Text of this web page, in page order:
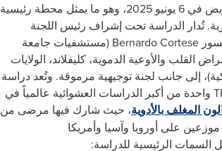
تسجيل آخر مريض في 6 يونيو 2025، وهو ما يمثل محطة رئيسية
تُدار الدراسة تحت إشراف رئيس اللجنة
Bernardo Cortese (مستشفيات جامعة
القلب والأوعية الدموية، كليفلاند، الولايات
إلى جانب لجنة توجيهية مرموقة. وتُعد دراسة
واحدة من أكبر الدراسات العشوائية عالمياً في
المغلف بالأدوية، حيث شارك فيها مرضى من
موزعين على أوروبا وآسيا وأمريكا
السمات الرئيسية للدراسة: